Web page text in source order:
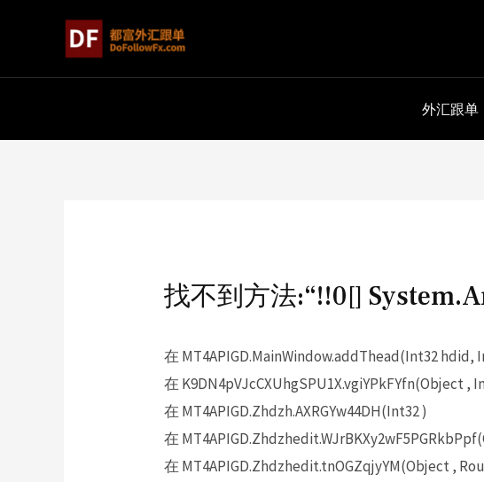
外汇跟单
找不到方法:“!!0[]
在 MT4APIGD.MainWindow.addThead(Int32 hdid,
在 K9DN4pVJcCXUhgSPU1X.vgiYPkFYfn(Object
在 MT4APIGD.Zhdzh.AXRGYw44DH(Int32 )
在
在 MT4APIGD.Zhdzhedit.tnOGZqjyYM(Object ,